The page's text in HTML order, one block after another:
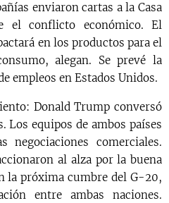
enviaron cartas a la Casa
el conflicto económico. El
en los productos para el
alegan. Se prevé la
empleos en Estados Unidos.
Donald Trump conversó
Los equipos de ambos países
negociaciones comerciales.
al alza por la buena
la próxima cumbre del G-20,
entre ambas naciones.